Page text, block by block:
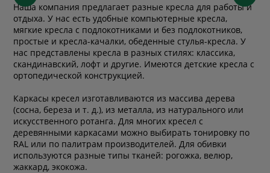
Наша компания предлагает разные кресла для работы и
отдыха. У нас есть удобные компьютерные кресла,
мягкие кресла с подлокотниками и без подлокотников,
простые и кресла-качалки, обеденные стулья-кресла. У
нас представлены кресла в разных стилях: классика,
скандинавский, лофт и другие. Имеются детские кресла с
ортопедической конструкцией.
Каркасы кресел изготавливаются из массива дерева
(сосна, береза и т. д.), из металла, из натурального или
искусственного ротанга. Для многих кресел с
деревянными каркасами можно выбирать тонировку по
RAL или по палитрам производителей. Для обивки
используются разные типы тканей: рогожка, велюр,
жаккард, экокожа.